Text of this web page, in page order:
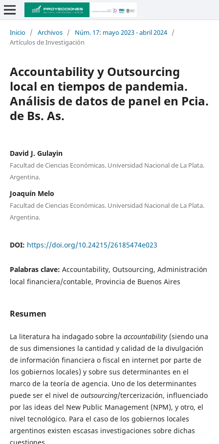
Inicio / Archivos / Núm. 17: mayo 2023 - abril 2024 /
Artículos de Investigación
Accountability y Outsourcing
local en tiempos de pandemia.
Análisis de datos de panel en Pcia.
de Bs. As.
David J. Gulayin
Facultad de Ciencias Económicas. Universidad Nacional de La Plata.
Argentina.
Joaquín Melo
Facultad de Ciencias Económicas. Universidad Nacional de La Plata.
Argentina.
DOI: https://doi.org/10.24215/26185474e023
Palabras clave: Accountability, Outsourcing, Administración
local financiera/contable, Provincia de Buenos Aires
Resumen
La literatura ha indagado sobre la accountability(siendo una
de sus dimensiones la cantidad y calidad de la divulgación
de información financiera o fiscal en internet por parte de
los gobiernos locales) y sobre sus determinantes en el
marco de la teoría de agencia. Uno de los determinantes
puede ser el nivel de outsourcing/tercerización, influenciado
por las ideas del New Public Management (NPM), y otro, el
nivel tecnológico. Para el caso de los gobiernos locales
argentinos existen escasas investigaciones sobre dichas